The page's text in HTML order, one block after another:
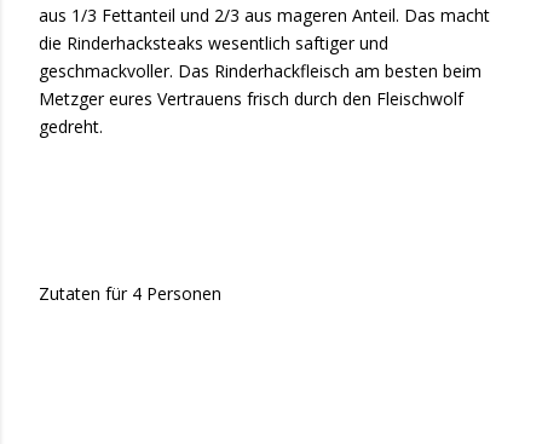
aus 1/3 Fettanteil und 2/3 aus mageren Anteil. Das macht
die Rinderhacksteaks wesentlich saftiger und
geschmackvoller. Das Rinderhackfleisch am besten beim
Metzger eures Vertrauens frisch durch den Fleischwolf
gedreht.
Zutaten für 4 Personen